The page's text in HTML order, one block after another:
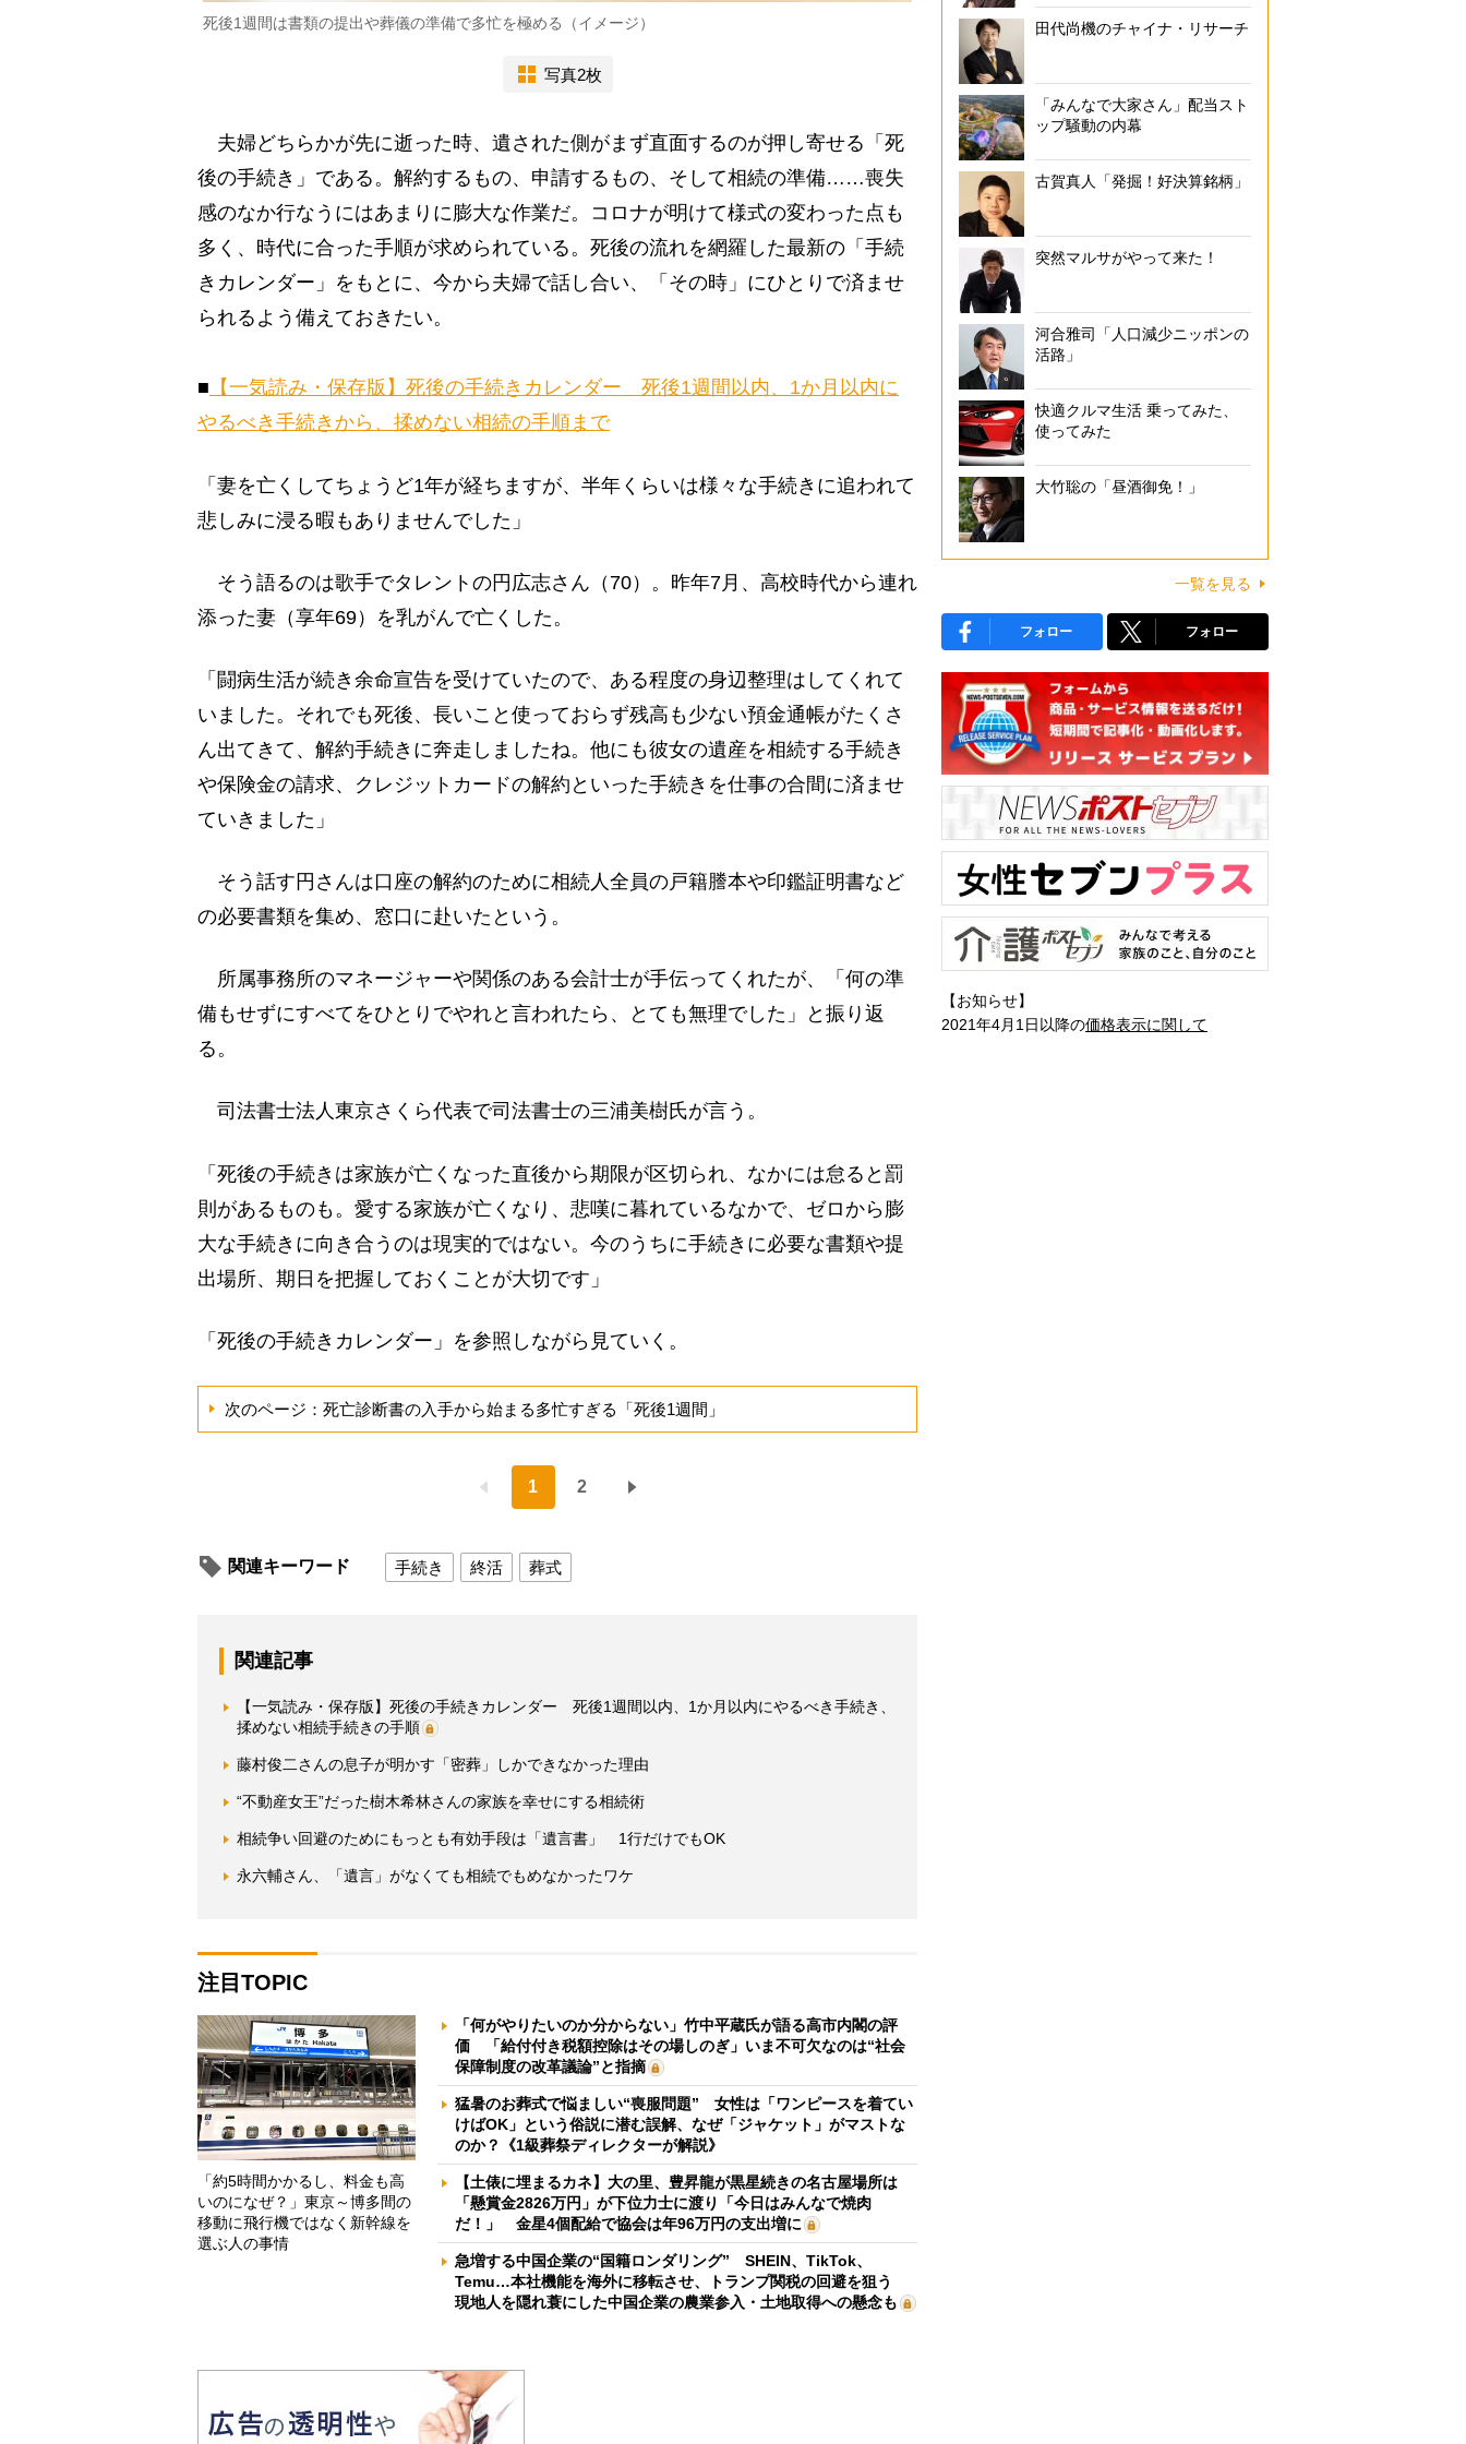
死後1週間は書類の提出や葬儀の準備で多忙を極める（イメージ）
写真2枚
夫婦どちらかが先に逝った時、遺された側がまず直面するのが押し寄せる「死
後の手続き」である。解約するもの、申請するもの、そして相続の準備……喪失
感のなか行なうにはあまりに膨大な作業だ。コロナが明けて様式の変わった点も
多く、時代に合った手順が求められている。死後の流れを網羅した最新の「手続
きカレンダー」をもとに、今から夫婦で話し合い、「その時」にひとりで済ませ
られるよう備えておきたい。
■ 【一気読み・保存版】死後の手続きカレンダー 死後1週間以内、1か月以内に
やるべき手続きから、揉めない相続の手順まで
「妻を亡くしてちょうど1年が経ちますが、半年くらいは様々な手続きに追われて
悲しみに浸る暇もありませんでした」
そう語るのは歌手でタレントの円広志さん（70）。昨年7月、高校時代から連れ
添った妻（享年69）を乳がんで亡くした。
「闘病生活が続き余命宣告を受けていたので、ある程度の身辺整理はしてくれて
いました。それでも死後、長いこと使っておらず残高も少ない預金通帳がたくさ
ん出てきて、解約手続きに奔走しましたね。他にも彼女の遺産を相続する手続き
や保険金の請求、クレジットカードの解約といった手続きを仕事の合間に済ませ
ていきました」
そう話す円さんは口座の解約のために相続人全員の戸籍謄本や印鑑証明書など
の必要書類を集め、窓口に赴いたという。
所属事務所のマネージャーや関係のある会計士が手伝ってくれたが、「何の準
備もせずにすべてをひとりでやれと言われたら、とても無理でした」と振り返
る。
司法書士法人東京さくら代表で司法書士の三浦美樹氏が言う。
「死後の手続きは家族が亡くなった直後から期限が区切られ、なかには怠ると罰
則があるものも。愛する家族が亡くなり、悲嘆に暮れているなかで、ゼロから膨
大な手続きに向き合うのは現実的ではない。今のうちに手続きに必要な書類や提
出場所、期日を把握しておくことが大切です」
「死後の手続きカレンダー」を参照しながら見ていく。
次のページ：死亡診断書の入手から始まる多忙すぎる「死後1週間」
1 2
関連キーワード 手続き 終活 葬式
関連記事
【一気読み・保存版】死後の手続きカレンダー 死後1週間以内、1か月以内にやるべき手続き、
揉めない相続手続きの手順
藤村俊二さんの息子が明かす「密葬」しかできなかった理由
“不動産女王”だった樹木希林さんの家族を幸せにする相続術
相続争い回避のためにもっとも有効手段は「遺言書」 1行だけでもOK
永六輔さん、「遺言」がなくても相続でもめなかったワケ
注目TOPIC
「約5時間かかるし、料金も高
いのになぜ？」東京～博多間の
移動に飛行機ではなく新幹線を
選ぶ人の事情
「何がやりたいのか分からない」竹中平蔵氏が語る高市内閣の評
価 「給付付き税額控除はその場しのぎ」いま不可欠なのは“社会
保障制度の改革議論”と指摘
猛暑のお葬式で悩ましい“喪服問題” 女性は「ワンピースを着てい
けばOK」という俗説に潜む誤解、なぜ「ジャケット」がマストな
のか？《1級葬祭ディレクターが解説》
【土俵に埋まるカネ】大の里、豊昇龍が黒星続きの名古屋場所は
「懸賞金2826万円」が下位力士に渡り「今日はみんなで焼肉
だ！」 金星4個配給で協会は年96万円の支出増に
急増する中国企業の“国籍ロンダリング” SHEIN、TikTok、
Temu…本社機能を海外に移転させ、トランプ関税の回避を狙う
現地人を隠れ蓑にした中国企業の農業参入・土地取得への懸念も
田代尚機のチャイナ・リサーチ
「みんなで大家さん」配当スト
ップ騒動の内幕
古賀真人「発掘！好決算銘柄」
突然マルサがやって来た！
河合雅司「人口減少ニッポンの
活路」
快適クルマ生活 乗ってみた、
使ってみた
大竹聡の「昼酒御免！」
一覧を見る
フォロー フォロー
【お知らせ】
2021年4月1日以降の価格表示に関して